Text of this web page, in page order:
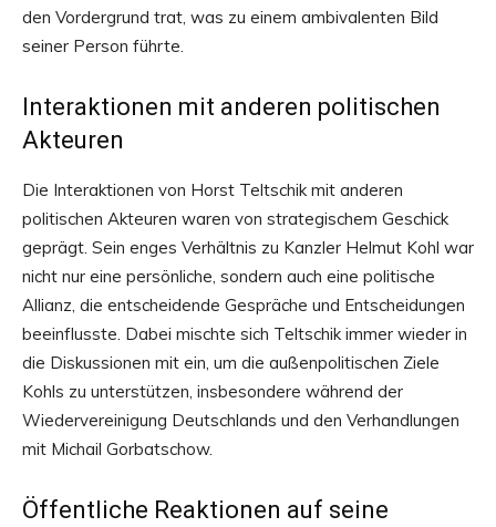
den Vordergrund trat, was zu einem ambivalenten Bild
seiner Person führte.
Interaktionen mit anderen politischen
Akteuren
Die Interaktionen von Horst Teltschik mit anderen
politischen Akteuren waren von strategischem Geschick
geprägt. Sein enges Verhältnis zu Kanzler Helmut Kohl war
nicht nur eine persönliche, sondern auch eine politische
Allianz, die entscheidende Gespräche und Entscheidungen
beeinflusste. Dabei mischte sich Teltschik immer wieder in
die Diskussionen mit ein, um die außenpolitischen Ziele
Kohls zu unterstützen, insbesondere während der
Wiedervereinigung Deutschlands und den Verhandlungen
mit Michail Gorbatschow.
Öffentliche Reaktionen auf seine